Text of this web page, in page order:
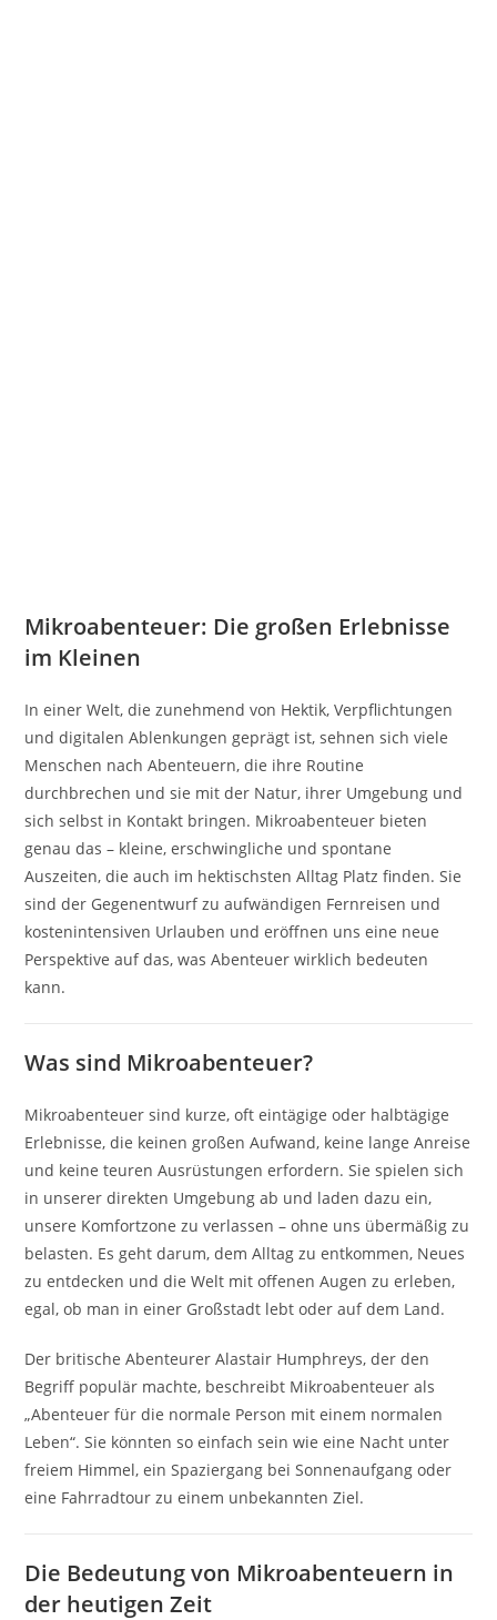
Mikroabenteuer: Die großen Erlebnisse
im Kleinen
In einer Welt, die zunehmend von Hektik, Verpflichtungen
und digitalen Ablenkungen geprägt ist, sehnen sich viele
Menschen nach Abenteuern, die ihre Routine
durchbrechen und sie mit der Natur, ihrer Umgebung und
sich selbst in Kontakt bringen. Mikroabenteuer bieten
genau das – kleine, erschwingliche und spontane
Auszeiten, die auch im hektischsten Alltag Platz finden. Sie
sind der Gegenentwurf zu aufwändigen Fernreisen und
kostenintensiven Urlauben und eröffnen uns eine neue
Perspektive auf das, was Abenteuer wirklich bedeuten
kann.
Was sind Mikroabenteuer?
Mikroabenteuer sind kurze, oft eintägige oder halbtägige
Erlebnisse, die keinen großen Aufwand, keine lange Anreise
und keine teuren Ausrüstungen erfordern. Sie spielen sich
in unserer direkten Umgebung ab und laden dazu ein,
unsere Komfortzone zu verlassen – ohne uns übermäßig zu
belasten. Es geht darum, dem Alltag zu entkommen, Neues
zu entdecken und die Welt mit offenen Augen zu erleben,
egal, ob man in einer Großstadt lebt oder auf dem Land.
Der britische Abenteurer Alastair Humphreys, der den
Begriff populär machte, beschreibt Mikroabenteuer als
„Abenteuer für die normale Person mit einem normalen
Leben“. Sie könnten so einfach sein wie eine Nacht unter
freiem Himmel, ein Spaziergang bei Sonnenaufgang oder
eine Fahrradtour zu einem unbekannten Ziel.
Die Bedeutung von Mikroabenteuern in
der heutigen Zeit